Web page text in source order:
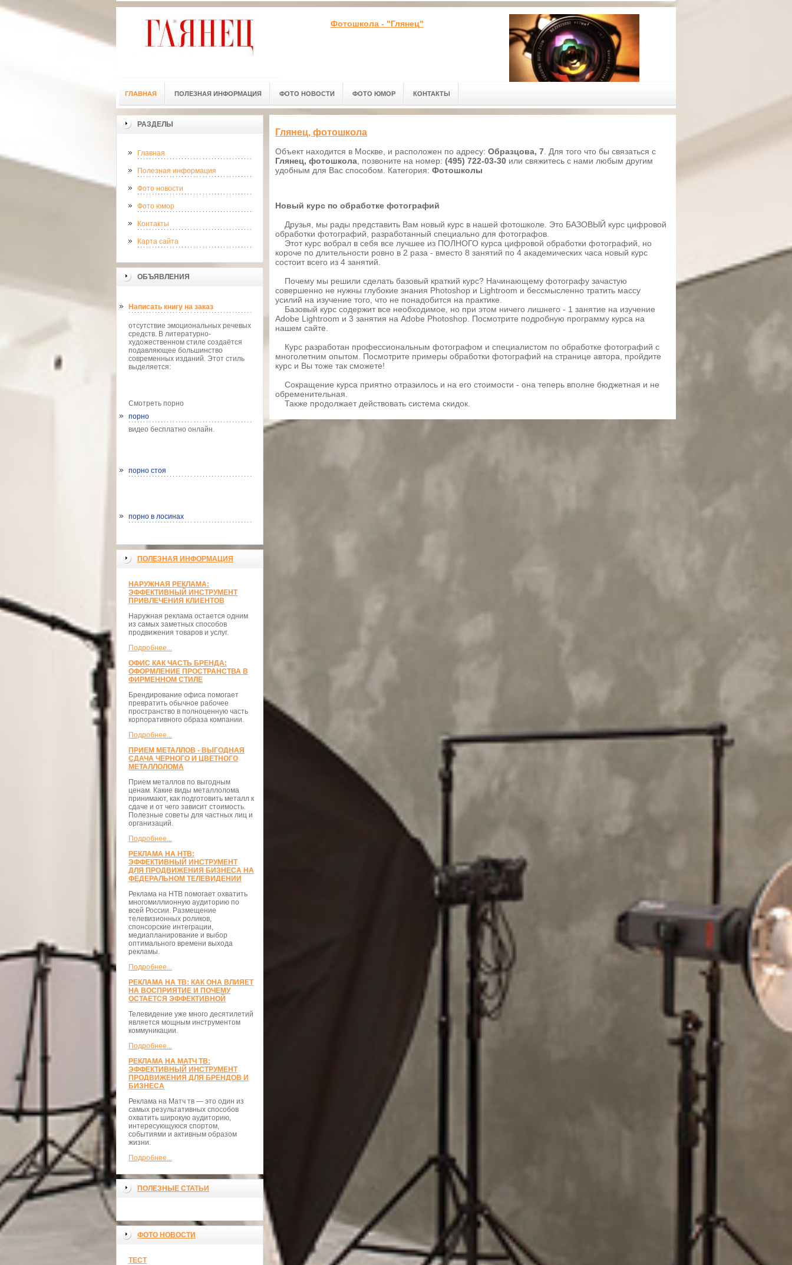
Фотошкола - "Глянец"
ГЛАВНАЯ ПОЛЕЗНАЯ ИНФОРМАЦИЯ ФОТО НОВОСТИ ФОТО ЮМОР КОНТАКТЫ
РАЗДЕЛЫ
Главная
Полезная информация
Фото новости
Фото юмор
Контакты
Карта сайта
ОБЪЯВЛЕНИЯ
Написать книгу на заказ
отсутствие эмоциональных речевых
средств. В литературно-
художественном стиле создаётся
подавляющее большинство
современных изданий. Этот стиль
выделяется:
Смотреть порно
порно
видео бесплатно онлайн.
порно стоя
порно в лосинах
ПОЛЕЗНАЯ ИНФОРМАЦИЯ
НАРУЖНАЯ РЕКЛАМА:
ЭФФЕКТИВНЫЙ ИНСТРУМЕНТ
ПРИВЛЕЧЕНИЯ КЛИЕНТОВ
Наружная реклама остается одним
из самых заметных способов
продвижения товаров и услуг.
Подробнее...
ОФИС КАК ЧАСТЬ БРЕНДА:
ОФОРМЛЕНИЕ ПРОСТРАНСТВА В
ФИРМЕННОМ СТИЛЕ
Брендирование офиса помогает
превратить обычное рабочее
пространство в полноценную часть
корпоративного образа компании.
Подробнее...
ПРИЕМ МЕТАЛЛОВ - ВЫГОДНАЯ
СДАЧА ЧЕРНОГО И ЦВЕТНОГО
МЕТАЛЛОЛОМА
Прием металлов по выгодным
ценам. Какие виды металлолома
принимают, как подготовить металл к
сдаче и от чего зависит стоимость.
Полезные советы для частных лиц и
организаций.
Подробнее...
РЕКЛАМА НА НТВ:
ЭФФЕКТИВНЫЙ ИНСТРУМЕНТ
ДЛЯ ПРОДВИЖЕНИЯ БИЗНЕСА НА
ФЕДЕРАЛЬНОМ ТЕЛЕВИДЕНИИ
Реклама на НТВ помогает охватить
многомиллионную аудиторию по
всей России. Размещение
телевизионных роликов,
спонсорские интеграции,
медиапланирование и выбор
оптимального времени выхода
рекламы.
Подробнее...
РЕКЛАМА НА ТВ: КАК ОНА ВЛИЯЕТ
НА ВОСПРИЯТИЕ И ПОЧЕМУ
ОСТАЕТСЯ ЭФФЕКТИВНОЙ
Телевидение уже много десятилетий
является мощным инструментом
коммуникации.
Подробнее...
РЕКЛАМА НА МАТЧ ТВ:
ЭФФЕКТИВНЫЙ ИНСТРУМЕНТ
ПРОДВИЖЕНИЯ ДЛЯ БРЕНДОВ И
БИЗНЕСА
Реклама на Матч тв — это один из
самых результативных способов
охватить широкую аудиторию,
интересующуюся спортом,
событиями и активным образом
жизни.
Подробнее...
ПОЛЕЗНЫЕ СТАТЬИ
ФОТО НОВОСТИ
ТЕСТ
Глянец, фотошкола
Объект находится в Москве, и расположен по адресу: Образцова, 7 . Для того что бы связаться c
Глянец, фотошкола , позвоните на номер: (495) 722-03-30 или свяжитесь с нами любым другим
удобным для Вас способом. Категория: Фотошколы
Новый курс по обработке фотографий
Друзья, мы рады представить Вам новый курс в нашей фотошколе. Это БАЗОВЫЙ курс цифровой
обработки фотографий, разработанный специально для фотографов.
Этот курс вобрал в себя все лучшее из ПОЛНОГО курса цифровой обработки фотографий, но
короче по длительности ровно в 2 раза - вместо 8 занятий по 4 академических часа новый курс
состоит всего из 4 занятий.
Почему мы решили сделать базовый краткий курс? Начинающему фотографу зачастую
совершенно не нужны глубокие знания Photoshop и Lightroom и бессмысленно тратить массу
усилий на изучение того, что не понадобится на практике.
Базовый курс содержит все необходимое, но при этом ничего лишнего - 1 занятие на изучение
Adobe Lightroom и 3 занятия на Adobe Photoshop. Посмотрите подробную программу курса на
нашем сайте.
Курс разработан профессиональным фотографом и специалистом по обработке фотографий с
многолетним опытом. Посмотрите примеры обработки фотографий на странице автора, пройдите
курс и Вы тоже так сможете!
Сокращение курса приятно отразилось и на его стоимости - она теперь вполне бюджетная и не
обременительная.
Также продолжает действовать система скидок.